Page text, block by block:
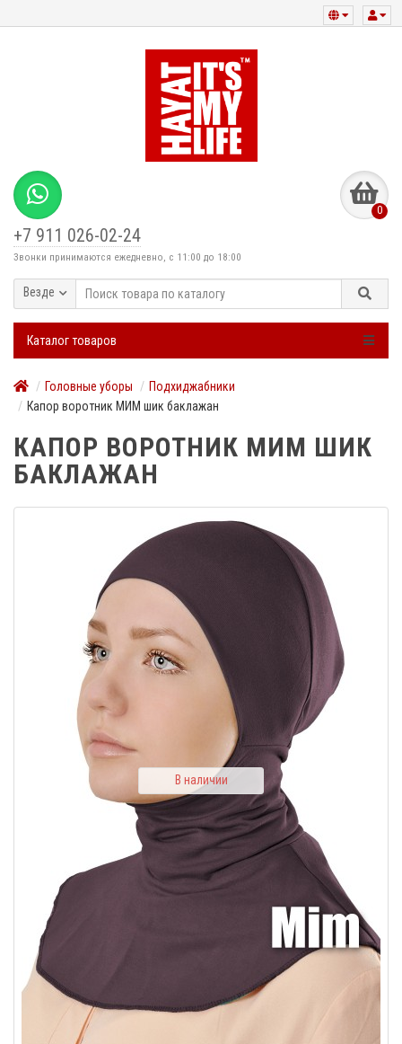
+7 911 026-02-24
Звонки принимаются ежедневно, с 11:00 до 18:00
0
Везде
Каталог товаров
Головные уборы
Подхиджабники
Капор воротник МИМ шик баклажан
КАПОР ВОРОТНИК МИМ ШИК
БАКЛАЖАН
В наличии